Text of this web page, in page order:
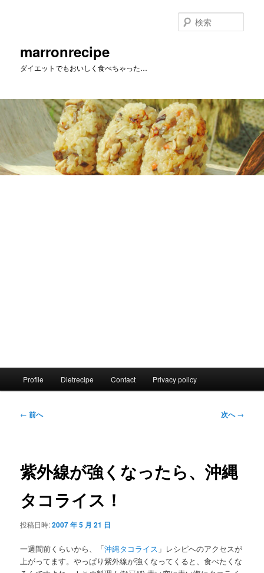
へ
marronrecipe
ダイエットでもおいしく食べちゃった…
索
Profile Dietrecipe Contact Privacy policy
投
ゲ
ー
ョ
ン
← 前へ 次へ→
紫外線が強くなったら、沖縄
タコライス！
投稿日時:2007 年 5 月 21 日
一週間前くらいから、「沖縄タコライス 」レシピへのアクセスが
上がってます。やっぱり紫外線が強くなってくると、食べたくな